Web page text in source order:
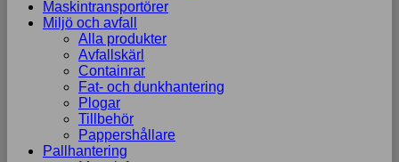
Maskintransportörer
Miljö och avfall
Alla produkter
Avfallskärl
Containrar
Fat- och dunkhantering
Plogar
Tillbehör
Pappershållare
Pallhantering